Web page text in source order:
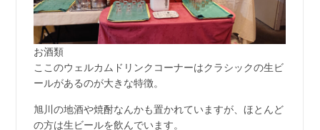
お酒類
ここのウェルカムドリンクコーナーはクラシックの生ビ
ールがあるのが大きな特徴。
旭川の地酒や焼酎なんかも置かれていますが、ほとんど
の方は生ビールを飲んでいます。